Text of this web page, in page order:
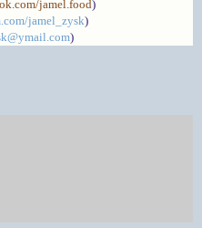
jamel.food)
jamel_zysk)
)